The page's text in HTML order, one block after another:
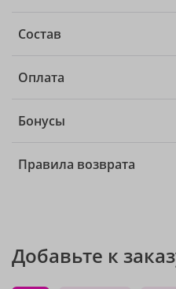
Состав
Оплата
Бонусы
Правила возврата
Добавьте к